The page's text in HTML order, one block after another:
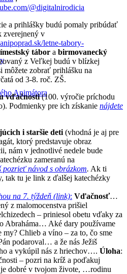
Animátora
@digitalnirodicia
a prihlášky budú pomaly pribúdať
zverejnený v
letne-tabory-
tábor a birmovanecký
z Veľkej budú v blízkej
môžete zobrať prihlášku na
od 3-8. roč. ZŠ.
vďačnosti(100. výročie príchodu
Podmienky pre ich získanie nájdete
i staršie deti (vhodná je aj pre
ktorý predstavuje obraz
nám v jednotlivé nedele bude
zameranú na
pozrieť návod s obrázkom. Ak ti
tak tu je link z ďalšej katechézky
na 7. týždeň (link): Vďačnosť…
z malomocenstva prišiel
– priniesol obetu vďaky za
Abraháma… Aké dary používame
my? Chlieb a víno – za to, čo sme
podaroval… a že nás Ježiš
a vykúpil nás z hriechov…. Úloha:
– pozri na kríž a poďakuj
je dobré v tvojom živote, …rodinu